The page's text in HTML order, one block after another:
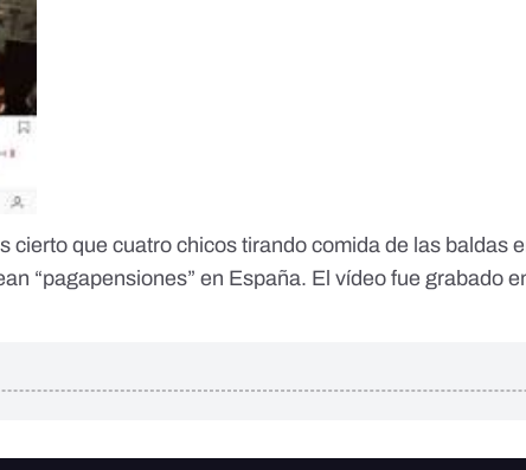
cierto que cuatro chicos tirando comida de las baldas
“pagapensiones” en España. El vídeo fue grabado